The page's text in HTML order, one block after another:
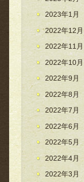
2023年1月
2022年12月
2022年11月
2022年10月
2022年9月
2022年8月
2022年7月
2022年6月
2022年5月
2022年4月
2022年3月